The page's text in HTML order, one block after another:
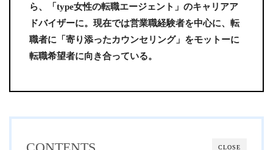
ら、「type女性の転職エージェント」のキャリアア
ドバイザーに。現在では営業職経験者を中心に、転
職者に「寄り添ったカウンセリング」をモットーに
転職希望者に向き合っている。
CLOSE